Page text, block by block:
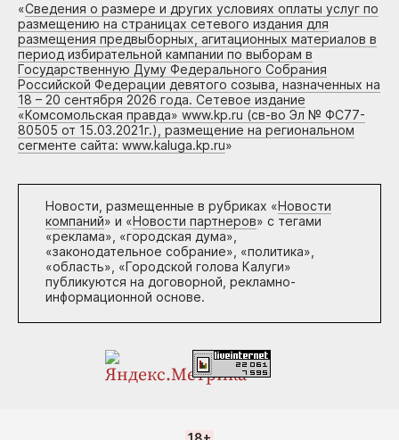
«Сведения о размере и других условиях оплаты услуг по
размещению на страницах сетевого издания для
размещения предвыборных, агитационных материалов в
период избирательной кампании по выборам в
Государственную Думу Федерального Собрания
Российской Федерации девятого созыва, назначенных на
18 – 20 сентября 2026 года. Сетевое издание
«Комсомольская правда» www.kp.ru (св-во Эл № ФС77-
80505 от 15.03.2021г.), размещение на региональном
сегменте сайта: www.kaluga.kp.ru»
Новости, размещенные в рубриках «Новости
компаний» и «Новости партнеров» с тегами
«реклама», «городская дума»,
«законодательное собрание», «политика»,
«область», «Городской голова Калуги»
публикуются на договорной, рекламно-
информационной основе.